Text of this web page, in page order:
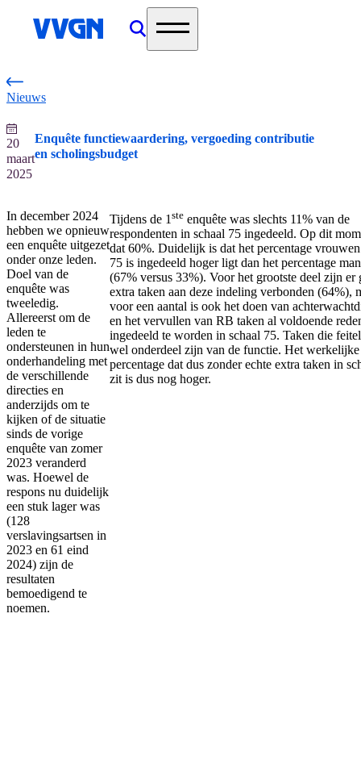
home
Nieuws
20
maart
2025
Enquête functiewaardering, vergoeding contributie
en scholingsbudget
In december 2024
hebben we opnieuw
een enquête uitgezet
onder onze leden.
Doel van de
enquête was
tweeledig.
Allereerst om de
leden te
ondersteunen in hun
onderhandeling met
de verschillende
directies en
anderzijds om te
kijken of de situatie
sinds de vorige
enquête van zomer
2023 veranderd
was. Hoewel de
respons nu duidelijk
een stuk lager was
(128
verslavingsartsen in
2023 en 61 eind
2024) zijn de
resultaten
bemoedigend te
noemen.
Tijdens de 1 ste enquête was slechts 11% van de
respondenten in schaal 75 ingedeeld. Op dit
dat 60%. Duidelijk is dat het percentage
75 is ingedeeld hoger ligt dan het percentage
(67% versus 33%). Voor het grootste deel zijn er
extra taken aan deze indeling verbonden (64%),
voor een aantal is ook het doen van
en het vervullen van RB taken al voldoende
ingedeeld te worden in schaal 75. Taken die
wel onderdeel zijn van de functie. Het werkelijke
percentage dat dus zonder echte extra taken in
zit is dus nog hoger.